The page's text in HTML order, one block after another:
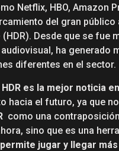
Netflix, HBO, Amazon
del gran público
(HDR). Desde que se fue
ha generado
diferentes en el sector.
HDR es la mejor noticia
hacia el futuro, ya que
como una
sino que es una
permite jugar y llegar